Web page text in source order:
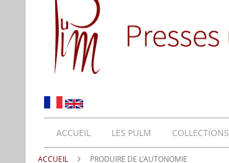
ACCUEIL LES PULM COLLECTIONS
ACCUEIL PRODUIRE DE L'AUTONOMIE